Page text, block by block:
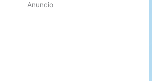
Anuncio